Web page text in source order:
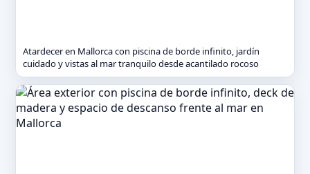
Atardecer en Mallorca con piscina de borde infinito, jardín
cuidado y vistas al mar tranquilo desde acantilado rocoso